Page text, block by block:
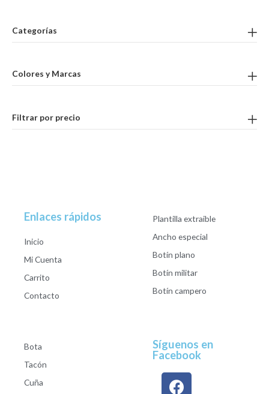
Categorías
Colores y Marcas
Filtrar por precio
Enlaces rápidos
Inicio
Mi Cuenta
Carrito
Contacto
Plantilla extraible
Ancho especial
Botín plano
Botín militar
Botín campero
Bota
Tacón
Cuña
Síguenos en
Facebook